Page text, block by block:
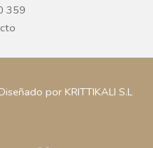
359
por KRITTIKALI S.L